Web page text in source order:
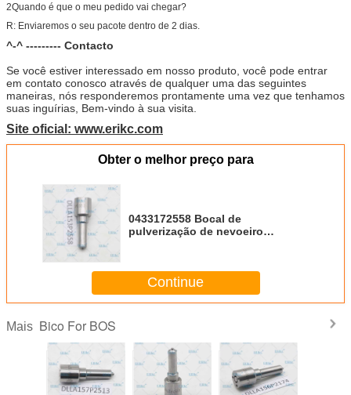
2Quando é que o meu pedido vai chegar?
R: Enviaremos o seu pacote dentro de 2 dias.
^-^ --------- Contacto
Se você estiver interessado em nosso produto, você pode entrar
em contato conosco através de qualquer uma das seguintes
maneiras, nós responderemos prontamente uma vez que tenhamos
suas inguírias, Bem-vindo à sua visita.
Site oficial: www.erikc.com
Obter o melhor preço para
0433172558 Bocal de
pulverização de nevoeiro
combustível DLLA 153 P 2558
para 0445120453 0445120452
Continue
Mais Bico For BOS